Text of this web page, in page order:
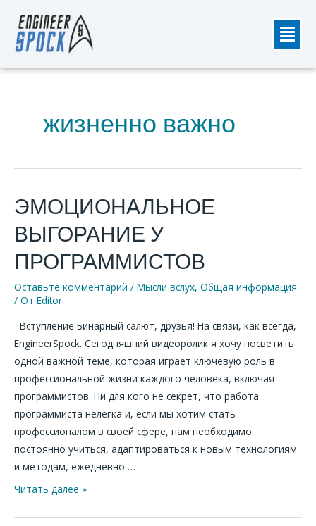
содержимому
жизненно важно
ЭМОЦИОНАЛЬНОЕ
ВЫГОРАНИЕ У
ПРОГРАММИСТОВ
Оставьте комментарий / Мысли вслух, Общая информация
/ От Editor
Вступление Бинарный салют, друзья! На связи, как всегда,
EngineerSpock. Сегодняшний видеоролик я хочу посветить
одной важной теме, которая играет ключевую роль в
профессиональной жизни каждого человека, включая
программистов. Ни для кого не секрет, что работа
программиста нелегка и, если мы хотим стать
профессионалом в своей сфере, нам необходимо
постоянно учиться, адаптироваться к новым технологиям
и методам, ежедневно …
ЭМОЦИОНАЛЬНОЕ
ВЫГОРАНИЕ
У
ПРОГРАММИСТОВ
Читать далее »